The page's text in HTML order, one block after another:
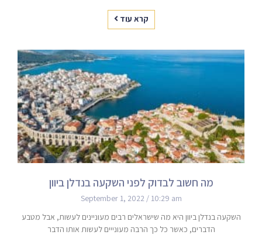
קרא עוד
מה חשוב לבדוק לפני השקעה בנדלן ביוון
September 1, 2022 10:29 am
השקעה בנדלן ביוון היא מה שישראלים רבים מעוניינים לעשות, אבל מטבע
הדברים, כאשר כל כך הרבה מעונייים לעשות אותו הדבר